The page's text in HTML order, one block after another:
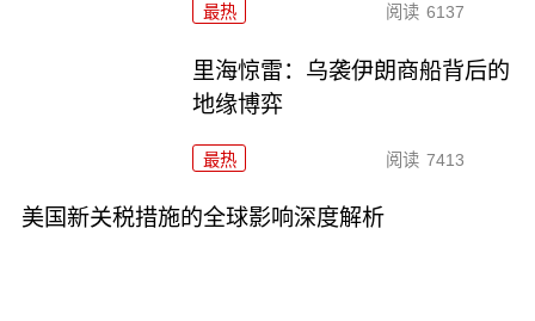
最热 阅读 6137
里海惊雷：乌袭伊朗商船背后的
地缘博弈
最热 阅读 7413
美国新关税措施的全球影响深度解析